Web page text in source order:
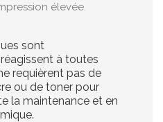
élevée.
sont
à toutes
requièrent pas de
ou de toner pour
la maintenance et en